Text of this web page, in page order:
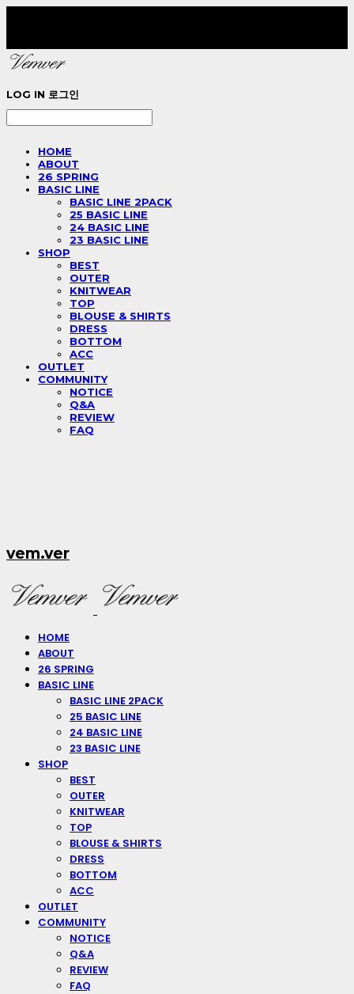
LOG IN 로그인
HOME
ABOUT
26 SPRING
BASIC LINE
BASIC LINE 2PACK
25 BASIC LINE
24 BASIC LINE
23 BASIC LINE
SHOP
BEST
OUTER
KNITWEAR
TOP
BLOUSE & SHIRTS
DRESS
BOTTOM
ACC
OUTLET
COMMUNITY
NOTICE
Q&A
REVIEW
FAQ
vem.ver
HOME
ABOUT
26 SPRING
BASIC LINE
BASIC LINE 2PACK
25 BASIC LINE
24 BASIC LINE
23 BASIC LINE
SHOP
BEST
OUTER
KNITWEAR
TOP
BLOUSE & SHIRTS
DRESS
BOTTOM
ACC
OUTLET
COMMUNITY
NOTICE
Q&A
REVIEW
FAQ